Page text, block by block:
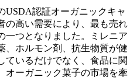
USDA認証オーガニックキャ
の高い需要により、最も売れ
一つとなりました。ミレニア
、ホルモン剤、抗生物質が健
ているだけでなく、食品に関
オーガニック菓子の市場を牽